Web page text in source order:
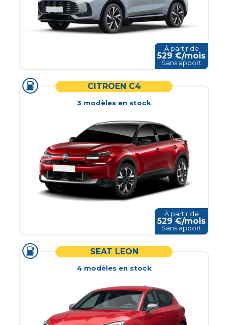
À partir de
529 €/mois
Sans apport
CITROEN C4
3 modèles en stock
À partir de
529 €/mois
Sans apport
SEAT LEON
4modèlesen stock